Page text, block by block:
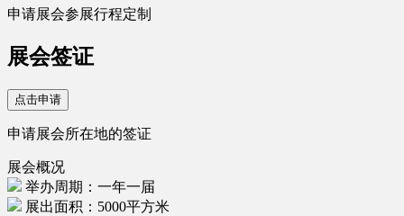
申请展会参展行程定制
展会签证
点击申请
申请展会所在地的签证
展会概况
举办周期：一年一届
展出面积：5000平方米